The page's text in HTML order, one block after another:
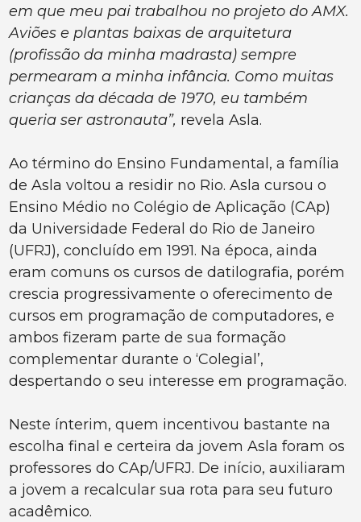
em que meu pai trabalhou no projeto do AMX.
Aviões e plantas baixas de arquitetura
(profissão da minha madrasta) sempre
permearam a minha infância. Como muitas
crianças da década de 1970, eu também
queria ser astronauta”, revela Asla.
Ao término do Ensino Fundamental, a família
de Asla voltou a residir no Rio. Asla cursou o
Ensino Médio no Colégio de Aplicação (CAp)
da Universidade Federal do Rio de Janeiro
(UFRJ), concluído em 1991. Na época, ainda
eram comuns os cursos de datilografia, porém
crescia progressivamente o oferecimento de
cursos em programação de computadores, e
ambos fizeram parte de sua formação
complementar durante o ‘Colegial’,
despertando o seu interesse em programação.
Neste ínterim, quem incentivou bastante na
escolha final e certeira da jovem Asla foram os
professores do CAp/UFRJ. De início, auxiliaram
a jovem a recalcular sua rota para seu futuro
acadêmico.